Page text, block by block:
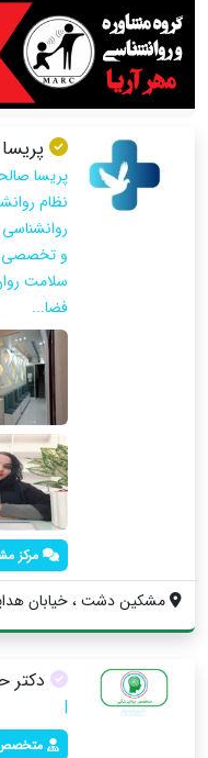
پریسا
نظام
و تخصصی
سلامت
فضا...
مرکز
مشکین دشت ، خیابان
دکتر
|